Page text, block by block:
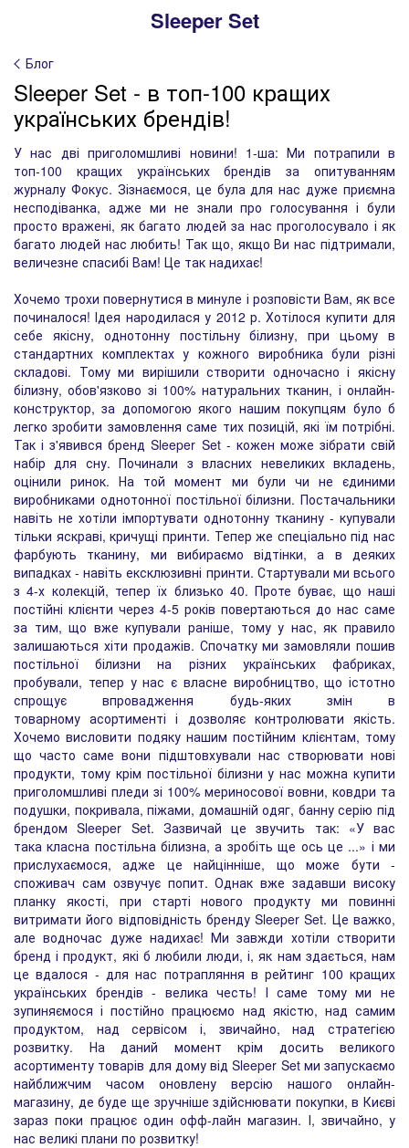
Sleeper Set
Блог
Sleeper Set - в топ-100 кращих
українських брендів!
У нас дві приголомшливі новини! 1-ша: Ми потрапили в
топ-100 кращих українських брендів за опитуванням
журналу Фокус. Зізнаємося, це була для нас дуже приємна
несподіванка, адже ми не знали про голосування і були
просто вражені, як багато людей за нас проголосувало і як
багато людей нас любить! Так що, якщо Ви нас підтримали,
величезне спасибі Вам! Це так надихає!
Хочемо трохи повернутися в минуле і розповісти Вам, як все
починалося! Ідея народилася у 2012 р. Хотілося купити для
себе якісну, однотонну постільну білизну, при цьому в
стандартних комплектах у кожного виробника були різні
складові. Тому ми вирішили створити одночасно і якісну
білизну, обов'язково зі 100% натуральних тканин, і онлайн-
конструктор, за допомогою якого нашим покупцям було б
легко зробити замовлення саме тих позицій, які їм потрібні.
Так і з'явився бренд Sleeper Set - кожен може зібрати свій
набір для сну. Починали з власних невеликих вкладень,
оцінили ринок. На той момент ми були чи не єдиними
виробниками однотонної постільної білизни. Постачальники
навіть не хотіли імпортувати однотонну тканину - купували
тільки яскраві, кричущі принти. Тепер же спеціально під нас
фарбують тканину, ми вибираємо відтінки, а в деяких
випадках - навіть ексклюзивні принти. Стартували ми всього
з 4-х колекцій, тепер їх близько 40. Проте буває, що наші
постійні клієнти через 4-5 років повертаються до нас саме
за тим, що вже купували раніше, тому у нас, як правило
залишаються хіти продажів. Спочатку ми замовляли пошив
постільної білизни на різних українських фабриках,
пробували, тепер у нас є власне виробництво, що істотно
спрощує впровадження будь-яких змін в
товарному асортименті і дозволяє контролювати якість.
Хочемо висловити подяку нашим постійним клієнтам, тому
що часто саме вони підштовхували нас створювати нові
продукти, тому крім постільної білизни у нас можна купити
приголомшливі пледи зі 100% мериносової вовни, ковдри та
подушки, покривала, піжами, домашній одяг, банну серію під
брендом Sleeper Set. Зазвичай це звучить так: «У вас
така класна постільна білизна, а зробіть ще ось це ...» і ми
прислухаємося, адже це найцінніше, що може бути -
споживач сам озвучує попит. Однак вже задавши високу
планку якості, при старті нового продукту ми повинні
витримати його відповідність бренду Sleeper Set. Це важко,
але водночас дуже надихає! Ми завжди хотіли створити
бренд і продукт, які б любили люди, і, як нам здається, нам
це вдалося - для нас потрапляння в рейтинг 100 кращих
українських брендів - велика честь! І саме тому ми не
зупиняємося і постійно працюємо над якістю, над самим
продуктом, над сервісом і, звичайно, над стратегією
розвитку. На даний момент крім досить великого
асортименту товарів для дому від Sleeper Set ми запускаємо
найближчим часом оновлену версію нашого онлайн-
магазину, де буде ще зручніше здійснювати покупки, в Києві
зараз поки працює один офф-лайн магазин. І, звичайно, у
нас великі плани по розвитку!